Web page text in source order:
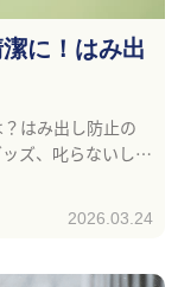
に！はみ出
はみ出し防止の
ズ、叱らないしつ
2026.03.24